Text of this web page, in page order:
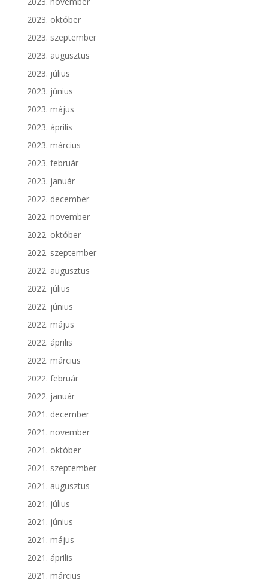
2023. október
2023. szeptember
2023. augusztus
2023. július
2023. június
2023. május
2023. április
2023. március
2023. február
2023. január
2022. december
2022. november
2022. október
2022. szeptember
2022. augusztus
2022. július
2022. június
2022. május
2022. április
2022. március
2022. február
2022. január
2021. december
2021. november
2021. október
2021. szeptember
2021. augusztus
2021. július
2021. június
2021. május
2021. április
2021. március